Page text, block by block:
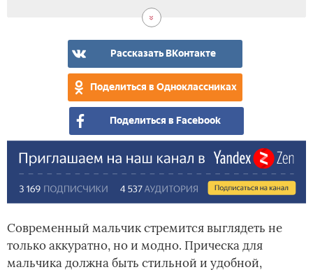
Рассказать ВКонтакте
Поделиться в Одноклассниках
Поделиться в Facebook
Современный мальчик стремится выглядеть не
только аккуратно, но и модно. Прическа для
мальчика должна быть стильной и удобной,